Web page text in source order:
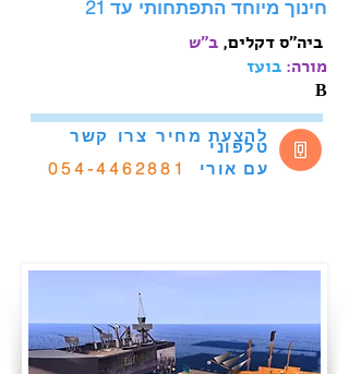
חינוך מיוחד התפתחותי עד 21
‫ ביה"ס דקלים,
מורה: בועז
В
להצעת מחיר צרו קשר
טלפוני
עם אורי 054-4462881